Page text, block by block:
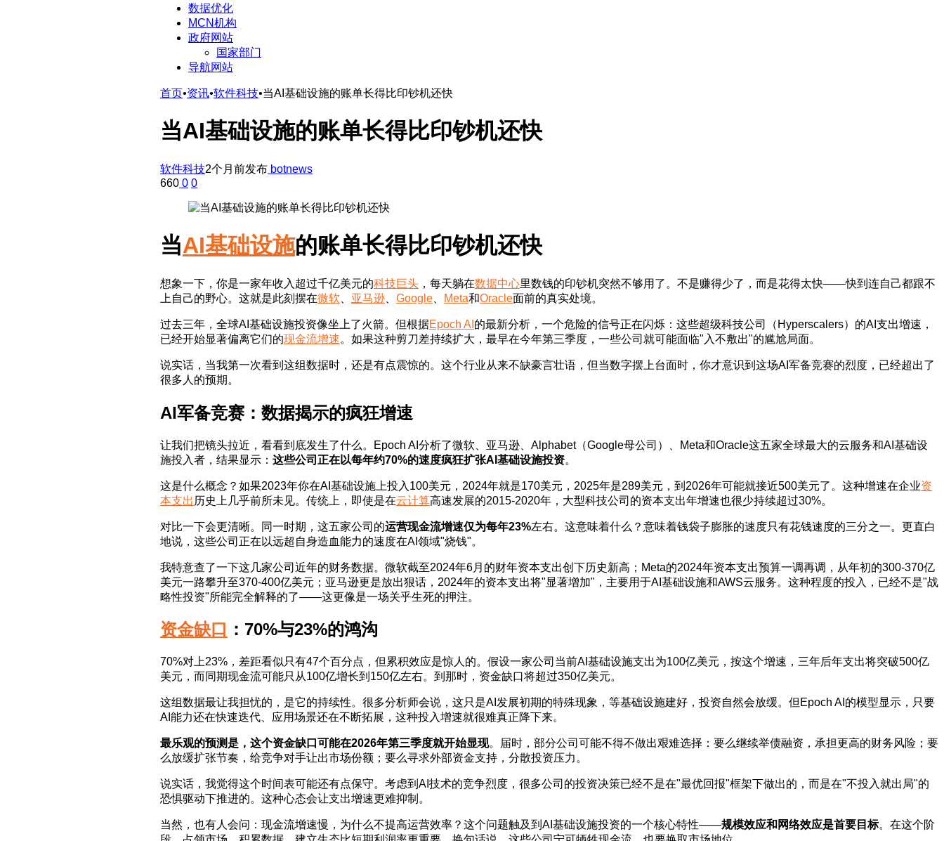
数据优化
MCN机构
政府网站
国家部门
导航网站
首页•资讯•软件科技•当AI基础设施的账单长得比印钞机还快
当AI基础设施的账单长得比印钞机还快
软件科技2个月前发布 botnews
660 0 0
当AI基础设施的账单长得比印钞机还快
想象一下，你是一家年收入超过千亿美元的科技巨头 ，每天躺在数据中心里数钱的印钞机突然不够用了。不是赚得少了，而是花得太快——快到连自己都跟不
上自己的野心。这就是此刻摆在微软 亚马逊 Google Meta和Oracle面前的真实处境。
过去三年，全球AI基础设施投资像坐上了火箭。但根据Epoch AI 的最新分析，一个危险的信号正在闪烁：这些超级科技公司（Hyperscalers）的AI支出增速，
已经开始显著偏离它们的现金流增速。如果这种剪刀差持续扩大，最早在今年第三季度，一些公司就可能面临"入不敷出"的尴尬局面。
说实话，当我第一次看到这组数据时，还是有点震惊的。这个行业从来不缺豪言壮语，但当数字摆上台面时，你才意识到这场AI军备竞赛的烈度，已经超出了
很多人的预期。
AI军备竞赛：数据揭示的疯狂增速
让我们把镜头拉近，看看到底发生了什么。Epoch AI分析了微软、亚马逊、Alphabet（Google母公司）、Meta和Oracle这五家全球最大的云服务和AI基础设
施投入者，结果显示： 这些公司正在以每年约70%的速度疯狂扩张AI基础设施投资。
这是什么概念？如果2023年你在AI基础设施上投入100美元，2024年就是170美元，2025年是289美元，到2026年可能就接近500美元了。这种增速在企业资
本支出 历史上几乎前所未见。传统上，即使是在云计算高速发展的2015-2020年，大型科技公司的资本支出年增速也很少持续超过30%。
对比一下会更清晰。同一时期，这五家公司的运营现金流增速仅为每年23%左右。这意味着什么？意味着钱袋子膨胀的速度只有花钱速度的三分之一。更直白
地说，这些公司正在以远超自身造血能力的速度在AI领域"烧钱"。
我特意查了一下这几家公司近年的财务数据。微软截至2024年6月的财年资本支出创下历史新高；Meta的2024年资本支出预算一调再调，从年初的300-370亿
美元一路攀升至370-400亿美元；亚马逊更是放出狠话，2024年的资本支出将"显著增加"，主要用于AI基础设施和AWS云服务。这种程度的投入，已经不是"战
略性投资"所能完全解释的了——这更像是一场关乎生死的押注。
资金缺口 ：70%与23%的鸿沟
70%对上23%，差距看似只有47个百分点，但累积效应是惊人的。假设一家公司当前AI基础设施支出为100亿美元，按这个增速，三年后年支出将突破500亿
美元，而同期现金流可能只从100亿增长到150亿左右。到那时，资金缺口将超过350亿美元。
这组数据最让我担忧的，是它的持续性。很多分析师会说，这只是AI发展初期的特殊现象，等基础设施建好，投资自然会放缓。但Epoch AI的模型显示，只要
AI能力还在快速迭代、应用场景还在不断拓展，这种投入增速就很难真正降下来。
最乐观的预测是，这个资金缺口可能在2026年第三季度就开始显现。届时，部分公司可能不得不做出艰难选择：要么继续举债融资，承担更高的财务风险；要
么放缓扩张节奏，给竞争对手让出市场份额；要么寻求外部资金支持，分散投资压力。
说实话，我觉得这个时间表可能还有点保守。考虑到AI技术的竞争烈度，很多公司的投资决策已经不是在"最优回报"框架下做出的，而是在"不投入就出局"的
恐惧驱动下推进的。这种心态会让支出增速更难抑制。
当然，也有人会问：现金流增速慢，为什么不提高运营效率？这个问题触及到AI基础设施投资的一个核心特性——规模效应和网络效应是首要目标。在这个阶